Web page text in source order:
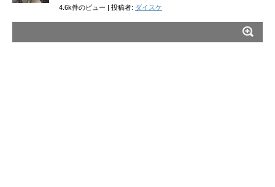
4.6k件のビュー | 投稿者: ダイスケ